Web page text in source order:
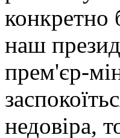
конкретно
наш
прем'єр-
недовіра,